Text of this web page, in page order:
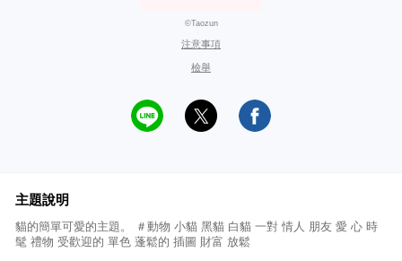
©Taozun
注意事項
檢舉
主題說明
貓的簡單可愛的主題。 ＃動物 小貓 黑貓 白貓 一對 情人 朋友 愛 心 時
髦 禮物 受歡迎的 單色 蓬鬆的 插圖 財富 放鬆